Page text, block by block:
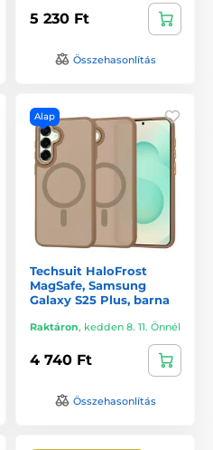
5 230 Ft
Összehasonlítás
Alap
Techsuit HaloFrost
MagSafe, Samsung
Galaxy S25 Plus, barna
Raktáron, kedden 8. 11. Önnél
4 740 Ft
Összehasonlítás